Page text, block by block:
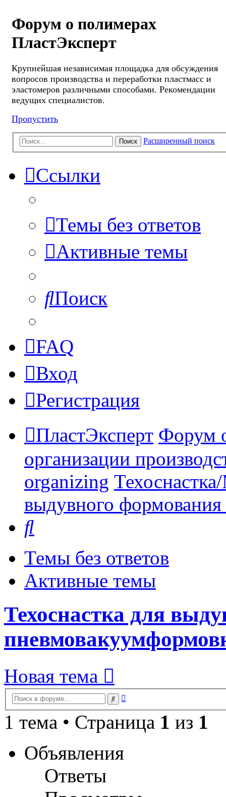
Форум о полимерах
ПластЭксперт
Крупнейшая независимая площадка для обсуждения
вопросов производства и переработки пластмасс и
эластомеров различными способами. Рекомендации
ведущих специалистов.
Пропустить
Поиск Расширенный поиск
Ссылки
Темы без ответов
Активные темы
Поиск
FAQ
Вход
Регистрация
ПластЭксперт Форум
организации
organizing
выдувного
Темы без ответов
Активные темы
Техоснастка для
Новая тема
Поиск
1 тема • Страница 1 из 1
Объявления
Ответы